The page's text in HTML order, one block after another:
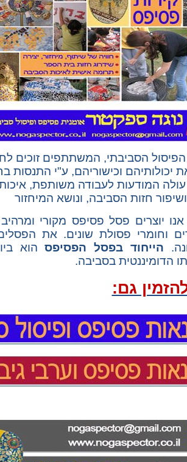
הסביבתי, המשתתפים זוכים
יכולותיהם וכישוריהם, ע"י התנסות
עולה המודעות לעבודה משותפת,
יוצרים פסל פסיפס מקורי ומרהיב
וחומרי פסולת שונים. את
הייחוד בפסל הפסיפסהוא
הדומיננטית בסביבה.
גם: